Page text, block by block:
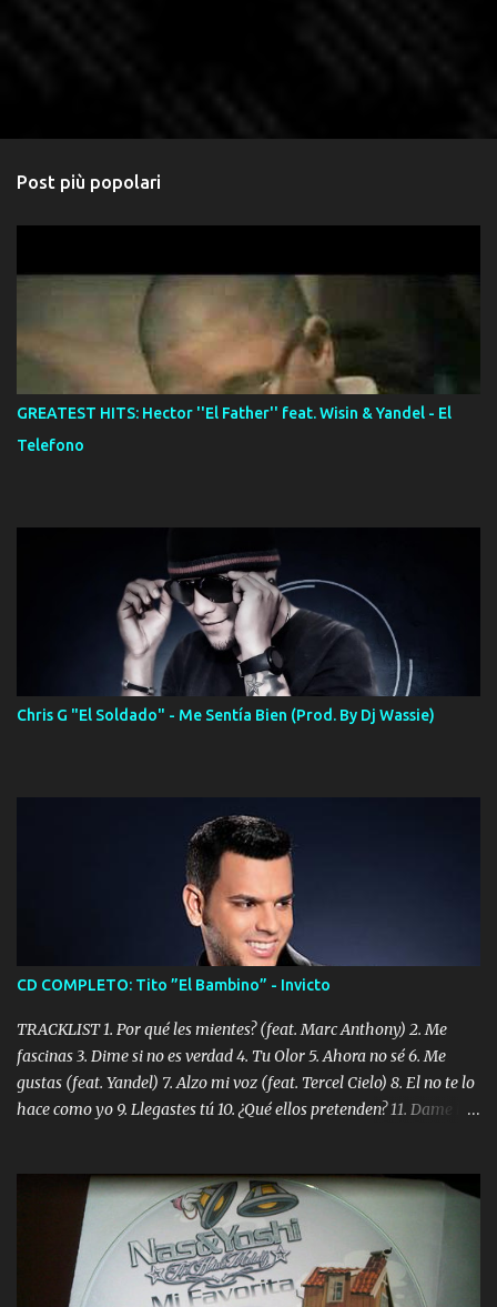
Post più popolari
GREATEST HITS: Hector ''El Father'' feat. Wisin & Yandel - El
Telefono
Chris G "El Soldado" - Me Sentía Bien (Prod. By Dj Wassie)
CD COMPLETO: Tito ”El Bambino” - Invicto
TRACKLIST 1. Por qué les mientes? (feat. Marc Anthony) 2. Me
fascinas 3. Dime si no es verdad 4. Tu Olor 5. Ahora no sé 6. Me
gustas (feat. Yandel) 7. Alzo mi voz (feat. Tercel Cielo) 8. El no te lo
hace como yo 9. Llegastes tú 10. ¿Qué ellos pretenden? 11. Dame la
Digital Booklet – Invicto ----------------------------- Nota:
Album proposto al massimo della qualità in formato iTunes Plus
AAC M4A; comprato su iTunes e a disposizione vostra per il
download. REGGAETON ITALIA Nosotros Somos Los Del
Momento!